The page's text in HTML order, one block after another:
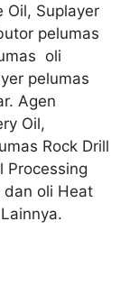
Oil, Suplayer
pelumas
oli
pelumas
Agen
Oil,
Rock Drill
Processing
dan oli Heat